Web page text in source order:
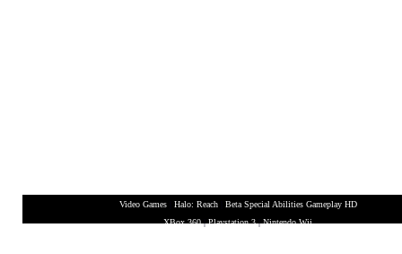
Video Games| Halo: Reach| Beta Special Abilities Gameplay HD
XBox 360|Playstation 3|Nintendo Wii